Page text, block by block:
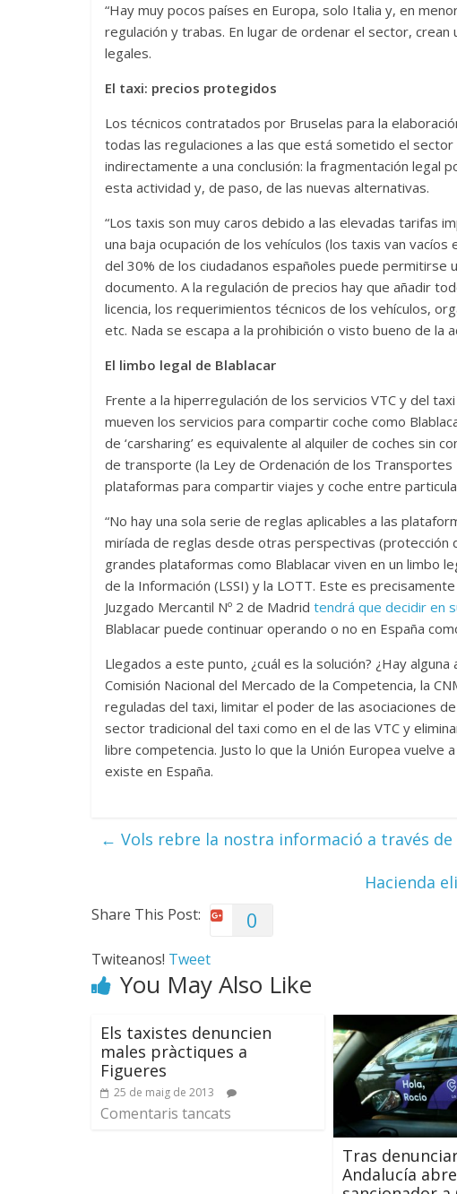
“Hay muy pocos países en Europa, solo Italia y, en
regulación y trabas. En lugar de ordenar el sector,
legales.
El taxi: precios protegidos
Los técnicos contratados por Bruselas para la
todas las regulaciones a las que está sometido el
indirectamente a una conclusión: la fragmentación legal
esta actividad y, de paso, de las nuevas alternativas.
“Los taxis son muy caros debido a las elevadas tarifas
una baja ocupación de los vehículos (los taxis van
del 30% de los ciudadanos españoles puede permitirse
documento. A la regulación de precios hay que añadir
licencia, los requerimientos técnicos de los vehículos,
etc. Nada se escapa a la prohibición o visto bueno de la
El limbo legal de Blablacar
Frente a la hiperregulación de los servicios VTC y del
mueven los servicios para compartir coche como
de ‘carsharing’ es equivalente al alquiler de coches sin
de transporte (la Ley de Ordenación de los
plataformas para compartir viajes y coche entre
“No hay una sola serie de reglas aplicables a las
miríada de reglas desde otras perspectivas (protección
grandes plataformas como Blablacar viven en un limbo
de la Información (LSSI) y la LOTT. Este es
Juzgado Mercantil Nº 2 de Madrid tendrá que decidir en
Blablacar puede continuar operando o no en España
Llegados a este punto, ¿cuál es la solución? ¿Hay
Comisión Nacional del Mercado de la Competencia, la
reguladas del taxi, limitar el poder de las asociaciones
sector tradicional del taxi como en el de las VTC y
libre competencia. Justo lo que la Unión Europea
existe en España.
← Vols rebre la nostra informació a través
Hacienda
Share This Post: 0
Twiteanos! Tweet
You May Also Like
Els taxistes denuncien
males pràctiques a
Figueres
25 de maig de 2013
Comentaris tancats
Tras
Andalucía